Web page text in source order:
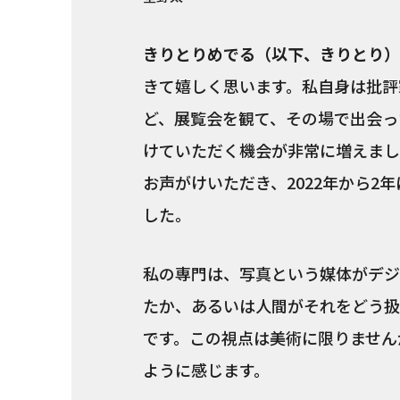
きりとりめでる（以下、きりとり）
きて嬉しく思います。私自身は批
ど、展覧会を観て、その場で出会
けていただく機会が非常に増えま
お声がけいただき、2022年から2
した。
私の専門は、写真という媒体がデ
たか、あるいは人間がそれをどう
です。この視点は美術に限りませ
ように感じます。